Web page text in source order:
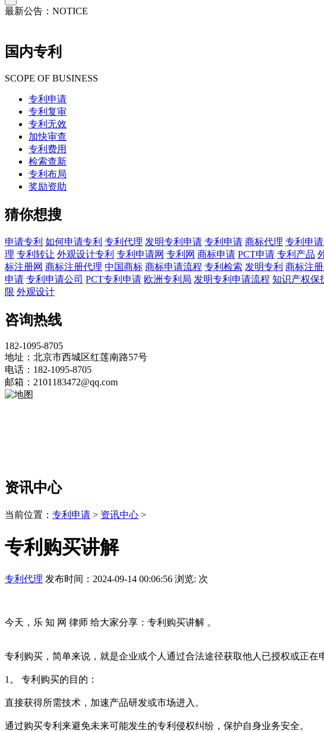
最新公告： NOTICE
国内专利
SCOPE OF BUSINESS
专利申请
专利复审
专利无效
加快审查
专利费用
检索查新
专利布局
奖励资助
猜你想搜
申请专利 如何申请专利 专利代理 发明专利申请 专利申请 商标代理 专利申
理 专利转让 外观设计专利 专利申请网 专利网 商标申请 PCT申请 专利产品
标注册网 商标注册代理 中国商标 商标申请流程 专利检索 发明专利 商标注册
申请 专利申请公司 PCT专利申请 欧洲专利局 发明专利申请流程 知识产权保
限 外观设计
咨询热线
182-1095-8705
地址：北京市西城区红莲南路57号
电话：182-1095-8705
邮箱：2101183472@qq.com
资讯中心
当前位置： 专利申请 > 资讯中心 >
专利购买讲解
专利代理 发布时间：2024-09-14 00:06:56 浏览: 次
今天，乐 知 网 律师 给大家分享：专利购买讲解 。
专利购买，简单来说，就是企业或个人通过合法途径获取他人已授权或正在
1。 专利购买的目的：
直接获得所需技术，加速产品研发或市场进入。
通过购买专利来避免未来可能发生的专利侵权纠纷，保护自身业务安全。